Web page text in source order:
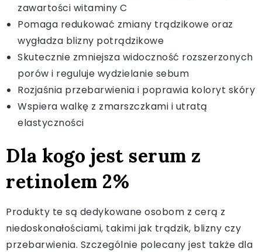
zawartości witaminy C
Pomaga redukować zmiany trądzikowe oraz
wygładza blizny potrądzikowe
Skutecznie zmniejsza widoczność rozszerzonych
porów i reguluje wydzielanie sebum
Rozjaśnia przebarwienia i poprawia koloryt skóry
Wspiera walkę z zmarszczkami i utratą
elastyczności
Dla kogo jest serum z
retinolem 2%
Produkty te są dedykowane osobom z cerą z
niedoskonałościami, takimi jak trądzik, blizny czy
przebarwienia. Szczególnie polecany jest także dla